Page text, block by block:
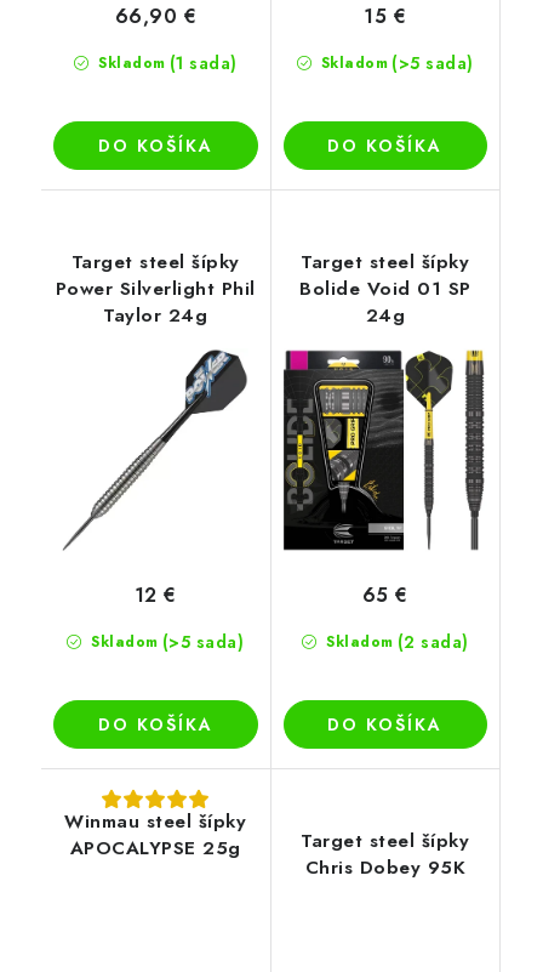
Skladom (1 sada)
66,90 €
DO KOŠÍKA
Skladom (>5 sada)
15 €
DO KOŠÍKA
Target steel šípky
Power Silverlight Phil
Taylor 24g
Skladom (>5 sada)
12 €
DO KOŠÍKA
Target steel šípky
Bolide Void 01 SP
24g
Skladom (2 sada)
65 €
DO KOŠÍKA
Winmau steel šípky
APOCALYPSE 25g
Target steel šípky
Chris Dobey 95K